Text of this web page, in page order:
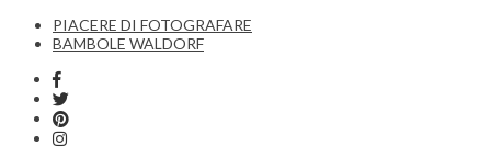
PIACERE DI FOTOGRAFARE
BAMBOLE WALDORF